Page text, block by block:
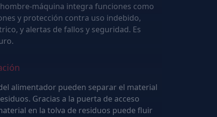
máquina integra funciones como
de fallos y seguridad. Es
alimentador pueden separar el material
en la tolva de residuos puede fluir